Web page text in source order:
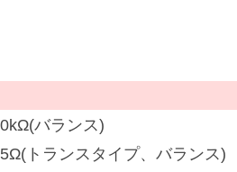
バランス)
トランスタイプ、バランス)